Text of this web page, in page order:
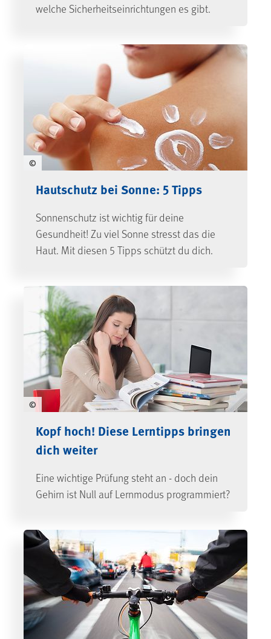
welche Sicherheitseinrichtungen es gibt.
©
Hautschutz bei Sonne: 5 Tipps
Sonnenschutz ist wichtig für deine
Gesundheit! Zu viel Sonne stresst das die
Haut. Mit diesen 5 Tipps schützt du dich.
©
Kopf hoch! Diese Lerntipps bringen
dich weiter
Eine wichtige Prüfung steht an - doch dein
Gehirn ist Null auf Lernmodus programmiert?